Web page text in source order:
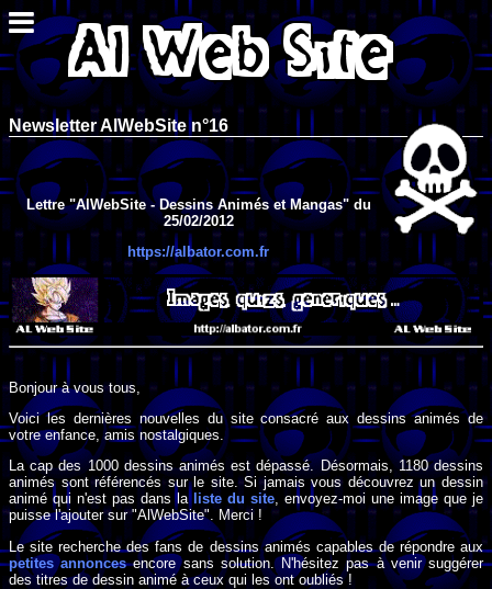
Newsletter AlWebSite n°16
Lettre "AlWebSite - Dessins Animés et Mangas" du
25/02/2012
https://albator.com.fr
Bonjour à vous tous,
Voici les dernières nouvelles du site consacré aux dessins animés de
votre enfance, amis nostalgiques.
La cap des 1000 dessins animés est dépassé. Désormais, 1180 dessins
animés sont référencés sur le site. Si jamais vous découvrez un dessin
animé qui n'est pas dans la liste du site, envoyez-moi une image que je
puisse l'ajouter sur "AlWebSite". Merci !
Le site recherche des fans de dessins animés capables de répondre aux
petites annoncesencore sans solution. N'hésitez pas à venir suggérer
des titres de dessin animé à ceux qui les ont oubliés !